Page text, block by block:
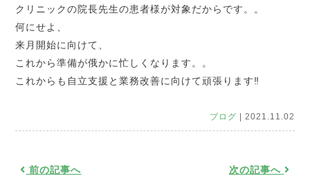
クリニックの院長先生の患者様が対象だからです。。
何にせよ、
来月開始に向けて、
これから準備が俄かに忙しくなります。。
これからも自立支援と業務改善に向けて頑張ります‼︎
ブログ | 2021.11.02
前の記事へ 次の記事へ